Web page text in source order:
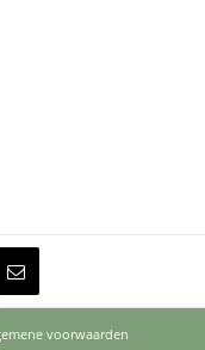
voorwaarden